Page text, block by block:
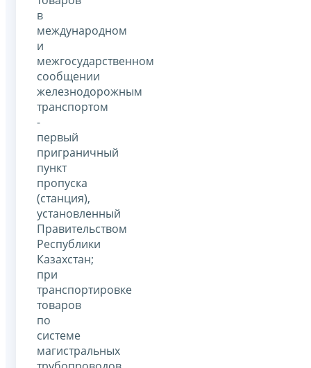
в
международном
и
межгосударственном
сообщении
железнодорожным
транспортом
-
первый
приграничный
пункт
пропуска
(станция),
установленный
Правительством
Республики
Казахстан;
при
транспортировке
товаров
по
системе
магистральных